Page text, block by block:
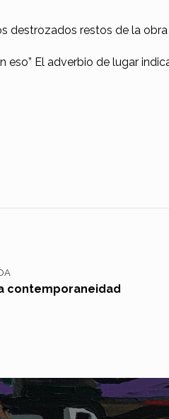
destrozados restos de la
eso” El adverbio de lugar
contemporaneidad